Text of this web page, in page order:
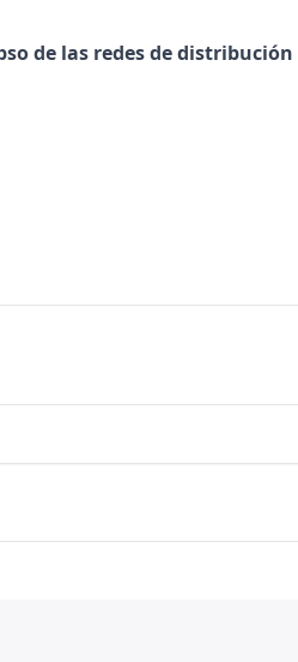
de las redes de distribución